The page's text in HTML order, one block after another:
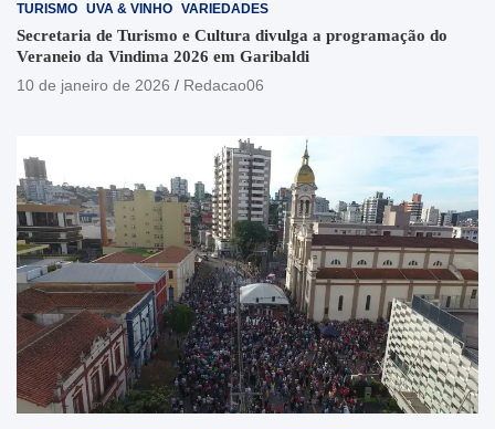
TURISMO UVA & VINHO VARIEDADES
Secretaria de Turismo e Cultura divulga a programação do
Veraneio da Vindima 2026 em Garibaldi
10 de janeiro de 2026
Redacao06